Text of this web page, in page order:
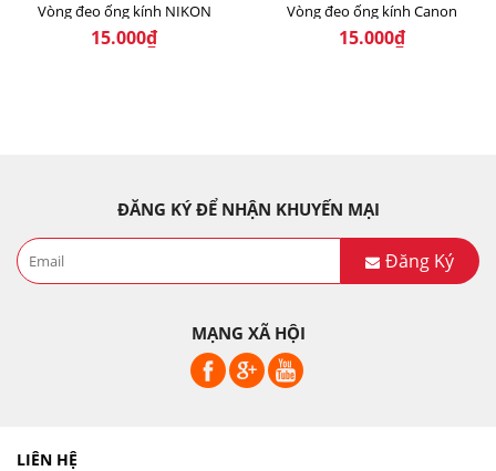
Vòng đeo ống kính NIKON
15.000₫
Vòng đeo ống kính Canon
15.000₫
ĐĂNG KÝ ĐỂ NHẬN KHUYẾN MẠI
Đăng Ký
MẠNG XÃ HỘI
LIÊN HỆ